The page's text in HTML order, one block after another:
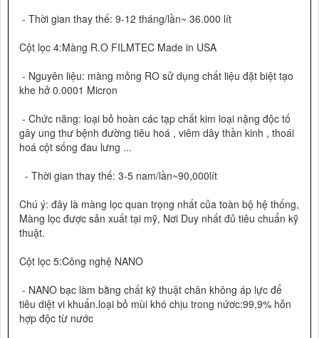
- Thời gian thay thế: 9-12 tháng/lần~ 36.000 lít
Cột lọc 4:Màng R.O FILMTEC Made in USA
- Nguyên liệu: màng mỏng RO sử dụng chất liệu đặt biệt tạo
khe hở 0.0001 Micron
- Chức năng: loại bỏ hoàn các tạp chất kim loại nặng độc tố
gây ung thư bệnh đường tiêu hoá , viêm dây thần kinh , thoái
hoá cột sống đau lưng ...
- Thời gian thay thế: 3-5 nam/lần~90,000lít
Chú ý: đây là màng lọc quan trọng nhất của toàn bộ hệ thống,
Màng lọc được sản xuất tại mỹ, Nơi Duy nhất đủ tiêu chuẩn kỹ
thuật.
Cột lọc 5:Công nghệ NANO
- NANO bạc làm bằng chất kỹ thuật chân không áp lực để
tiêu diệt vi khuẩn.loại bỏ mùi khó chịu trong nứơc:99,9% hỗn
hợp độc từ nước